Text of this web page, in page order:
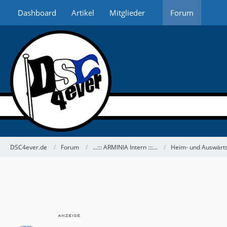
Dashboard Artikel Mitglieder Forum
DSC4ever.de Forum ...::: ARMINIA Intern :::... Heim- und